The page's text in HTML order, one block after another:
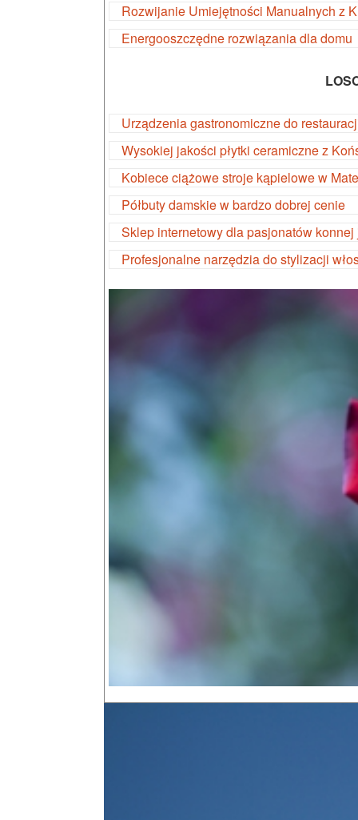
Rozwijanie Umiejętności Manualnych z
Energooszczędne rozwiązania dla domu
Urządzenia gastronomiczne do
Wysokiej jakości płytki ceramiczne z
Kobiece ciążowe stroje kąpielowe w
Półbuty damskie w bardzo dobrej cenie
Sklep internetowy dla pasjonatów konnej
Profesjonalne narzędzia do stylizacji